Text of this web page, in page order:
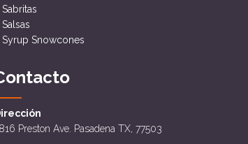
Sabritas
Salsas
Syrup Snowcones
Preston Ave. Pasadena TX, 77503